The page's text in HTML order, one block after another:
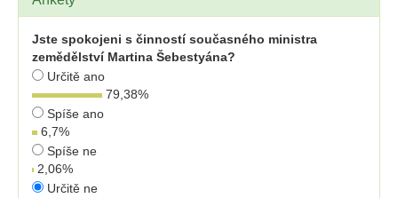
Jste spokojeni s činností současného ministra
zemědělství Martina Šebestyána?
Určitě ano
79,38%
Spíše ano
6,7%
Spíše ne
2,06%
Určitě ne